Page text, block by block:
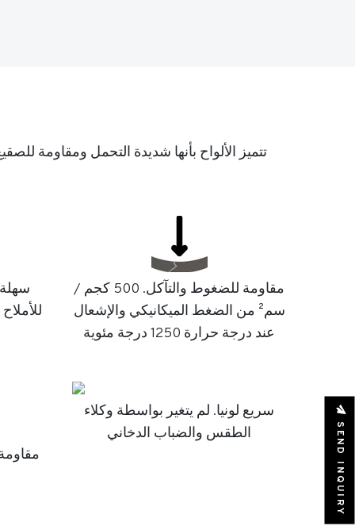
تتميز الألواح بأنها شديدة التحمل ومقاومة
مقاومة للضغوط والتآكل. 500 كجم /
سم² من الضغط الميكانيكي والإشعال
عند درجة حرارة 1250 درجة مئوية
سريع لونيا. لم يتغير بواسطة وكلاء
الطقس والضباب الدخاني
SEND INQUIRY